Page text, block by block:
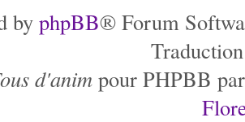
by phpBB® Forum
d'anim pour PHPBB